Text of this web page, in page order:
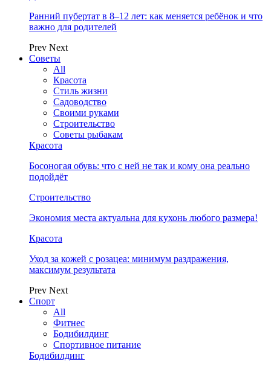
Ранний пубертат в 8–12 лет: как меняется ребёнок и что
важно для родителей
Prev Next
Советы
All
Красота
Стиль жизни
Садоводство
Своими руками
Строительство
Советы рыбакам
Красота
Босоногая обувь: что с ней не так и кому она реально
подойдёт
Строительство
Экономия места актуальна для кухонь любого размера!
Красота
Уход за кожей с розацеа: минимум раздражения,
максимум результата
Prev Next
Спорт
All
Фитнес
Бодибилдинг
Спортивное питание
Бодибилдинг